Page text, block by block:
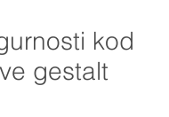
kod
gestalt